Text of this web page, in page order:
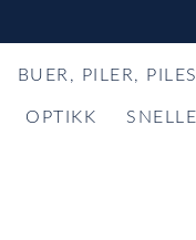
BUER, PILER,
OPTIKK